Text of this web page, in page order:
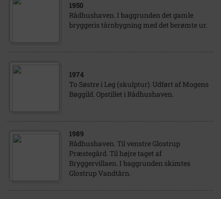
1950
Rådhushaven. I baggrunden det gamle
bryggeris tårnbygning med det berømte ur.
1974
To Søstre i Leg (skulptur). Udført af Mogens
Bøggild. Opstillet i Rådhushaven.
1989
Rådhushaven. Til venstre Glostrup
Præstegård. Til højre taget af
Bryggervillaen. I baggrunden skimtes
Glostrup Vandtårn.